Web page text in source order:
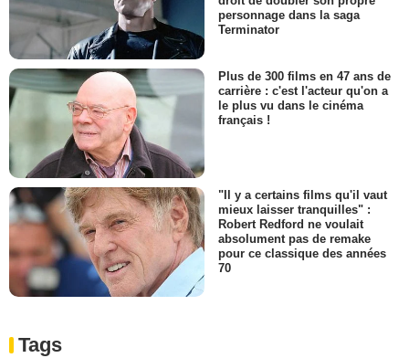
personnage dans la saga
Terminator
Plus de 300 films en 47 ans de
carrière : c'est l'acteur qu'on a
le plus vu dans le cinéma
français !
"Il y a certains films qu'il vaut
mieux laisser tranquilles" :
Robert Redford ne voulait
absolument pas de remake
pour ce classique des années
70
Tags